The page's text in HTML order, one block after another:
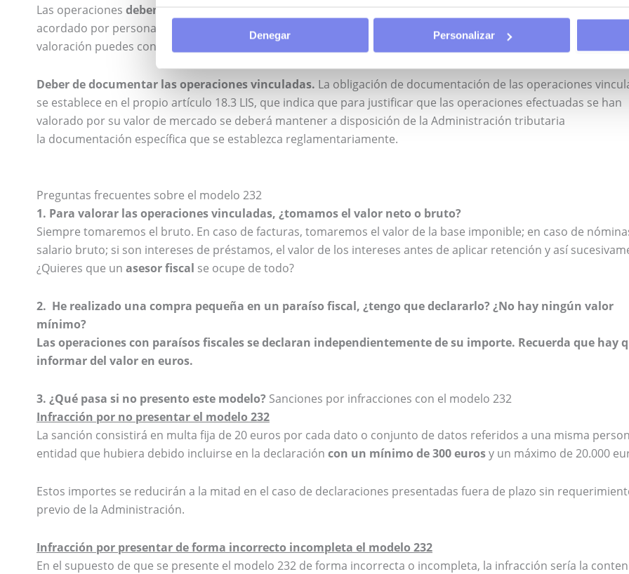
Denegar Personalizar
Las operaciones deben valorarse a valor de mercado,se entenderá por valor de mercado aquel que se habría
acordado por personas o entidades independientes en condiciones de libre competencia. Sobre los métodos de
valoración puedes consultar el
Deber de documentar las operaciones vinculadas. La obligación de documentación de las operaciones
se establece en el propio artículo 18.3 LIS, que indica que para justificar que las operaciones efectuadas se han
valorado por su valor de mercado se deberá mantener a disposición de la Administración tributaria
la documentación específica que se establezca reglamentariamente.
Preguntas frecuentes sobre el modelo 232
1. Para valorar las operaciones vinculadas, ¿tomamos el valor neto o bruto?
Siempre tomaremos el bruto. En caso de facturas, tomaremos el valor de la base imponible; en caso de
salario bruto; si son intereses de préstamos, el valor de los intereses antes de aplicar retención y así
¿Quieres que un asesor fiscal se ocupe de todo?
2. He realizado una compra pequeña en un paraíso fiscal, ¿tengo que declararlo? ¿No hay ningún valor
mínimo?
Las operaciones con paraísos fiscales se declaran independientemente de su importe. Recuerda que hay
informar del valor en euros.
3. ¿Qué pasa si no presento este modelo? Sanciones por infracciones con el modelo 232
Infracción por no presentar el modelo 232
La sanción consistirá en multa fija de 20 euros por cada dato o conjunto de datos referidos a una misma
entidad que hubiera debido incluirse en la declaración con un mínimo de 300 eurosy un máximo de 20.000
Estos importes se reducirán a la mitad en el caso de declaraciones presentadas fuera de plazo sin
previo de la Administración.
Infracción por presentar de forma incorrecto incompleta el modelo 232
En el supuesto de que se presente el modelo 232 de forma incorrecta o incompleta, la infracción sería la